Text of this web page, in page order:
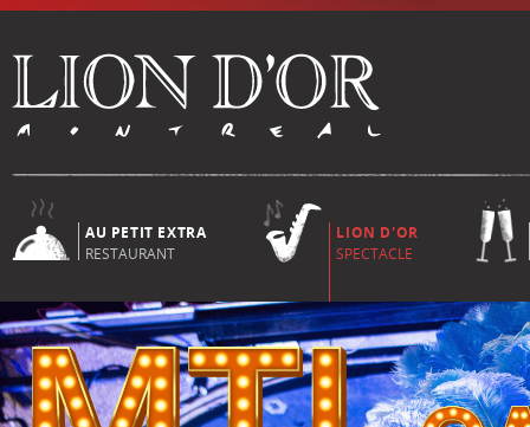
AU PETIT EXTRA
RESTAURANT
LION D'OR
SPECTACLE